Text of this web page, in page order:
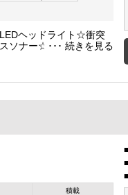
ヘッドライト☆衝突
ソナー☆サイトアラウ
積載